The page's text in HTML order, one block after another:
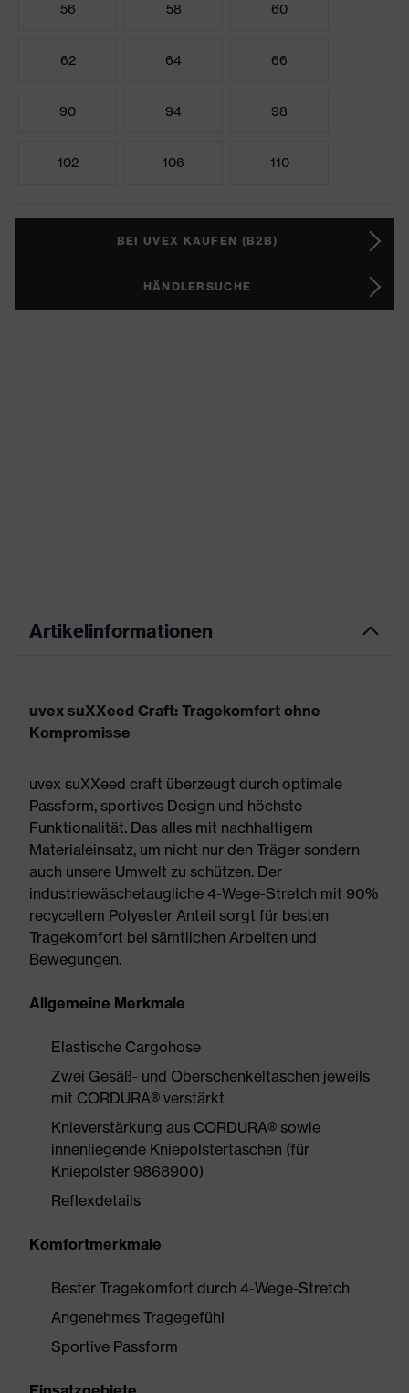
56 58 60
62 64 66
90 94 98
102 106 110
BEI UVEX KAUFEN (B2B)
HÄNDLERSUCHE
Artikelinformationen
uvex suXXeed Craft: Tragekomfort ohne
Kompromisse
uvex suXXeed craft überzeugt durch optimale
Passform, sportives Design und höchste
Funktionalität. Das alles mit nachhaltigem
Materialeinsatz, um nicht nur den Träger sondern
auch unsere Umwelt zu schützen. Der
industriewäschetaugliche 4-Wege-Stretch mit 90%
recyceltem Polyester Anteil sorgt für besten
Tragekomfort bei sämtlichen Arbeiten und
Bewegungen.
Allgemeine Merkmale
Elastische Cargohose
Zwei Gesäß- und Oberschenkeltaschen jeweils
mit CORDURA® verstärkt
Knieverstärkung aus CORDURA® sowie
innenliegende Kniepolstertaschen (für
Kniepolster 9868900)
Reflexdetails
Komfortmerkmale
Bester Tragekomfort durch 4-Wege-Stretch
Angenehmes Tragegefühl
Sportive Passform